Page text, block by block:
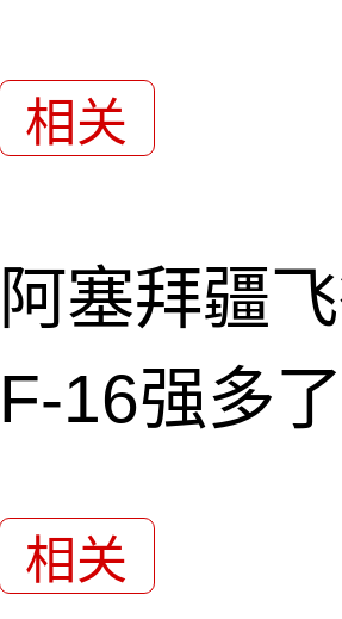
相关
阿塞拜疆
F-16强多了
相关